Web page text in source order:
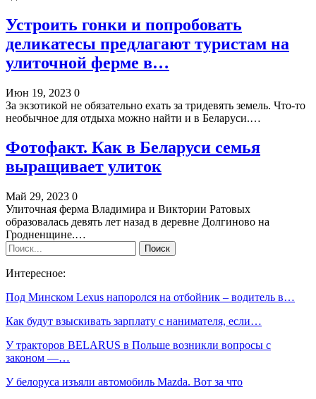
Устроить гонки и попробовать
деликатесы предлагают туристам на
улиточной ферме в…
Июн 19, 2023 0
За экзотикой не обязательно ехать за тридевять земель. Что-то
необычное для отдыха можно найти и в Беларуси.…
Фотофакт. Как в Беларуси семья
выращивает улиток
Май 29, 2023 0
Улиточная ферма Владимира и Виктории Ратовых
образовалась девять лет назад в деревне Долгиново на
Гродненщине.…
Интересное:
Под Минском Lexus напоролся на отбойник – водитель в…
Как будут взыскивать зарплату с нанимателя, если…
У тракторов BELARUS в Польше возникли вопросы с
законом —…
У белоруса изъяли автомобиль Mazda. Вот за что